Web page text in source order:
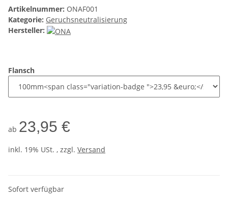
Artikelnummer: ONAF001
Kategorie: Geruchsneutralisierung
Hersteller:
Flansch
ab 23,95 €
inkl. 19% USt. , zzgl. Versand
Sofort verfügbar